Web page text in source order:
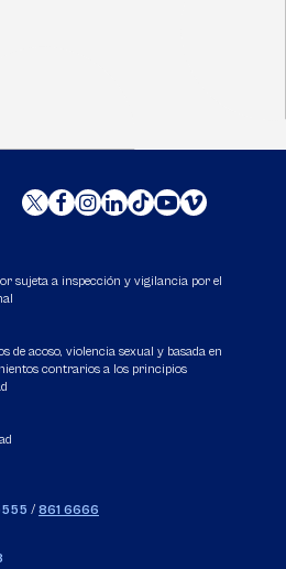
sujeta a inspección y vigilancia por el
de acoso, violencia sexual y basada en
contrarios a los principios
/ 861 6666